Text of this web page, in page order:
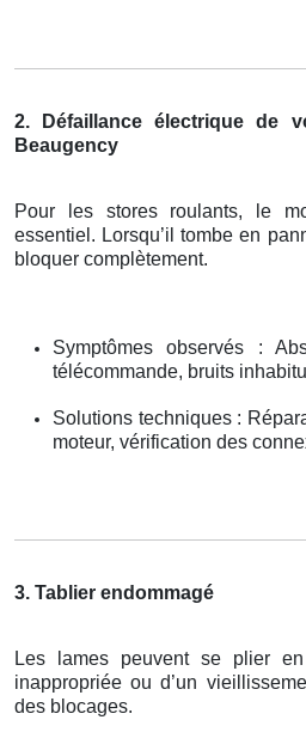
2. Défaillance électrique de
Beaugency
Pour les stores roulants, le
essentiel. Lorsqu’il tombe en
bloquer complètement.
Symptômes observés :
télécommande, bruits
Solutions techniques :
moteur, vérification des
3. Tablier endommagé
Les lames peuvent se plier
inappropriée ou d’un
des blocages.